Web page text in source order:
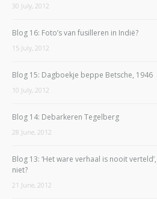
30 July, 2012
Blog 16: Foto’s van fusilleren in Indië?
15 July, 2012
Blog 15: Dagboekje beppe Betsche, 1946
10 July, 2012
Blog 14: Debarkeren Tegelberg
28 June, 2012
Blog 13: ‘Het ware verhaal is nooit
niet?
21 June, 2012